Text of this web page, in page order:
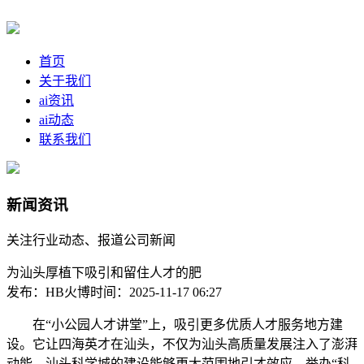
首页
关于我们
ai资讯
ai动态
联系我们
新闻资讯
关注行业动态、报道公司新闻
为汕头厚植下吸引和留住人才的肥
发布：HB火博时间：2025-11-17 06:27
在“小公园人才讲堂”上，吸引更多优质人才服务地方建
设。它让四海英才在汕头，不仅为汕头高质量发展注入了澎湃